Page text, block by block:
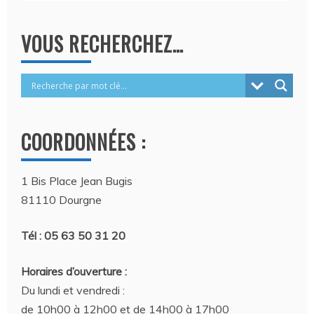
VOUS RECHERCHEZ…
COORDONNÉES :
1 Bis Place Jean Bugis
81110 Dourgne
Tél : 05 63 50 31 20
Horaires d’ouverture :
Du lundi et vendredi :
de 10h00 à 12h00 et de 14h00 à 17h00